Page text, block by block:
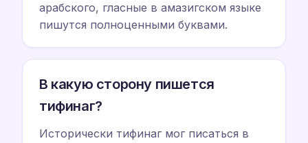
арабского, гласные в амазигском языке
пишутся полноценными буквами.
В какую сторону пишется
тифинаг?
Исторически тифинаг мог писаться в